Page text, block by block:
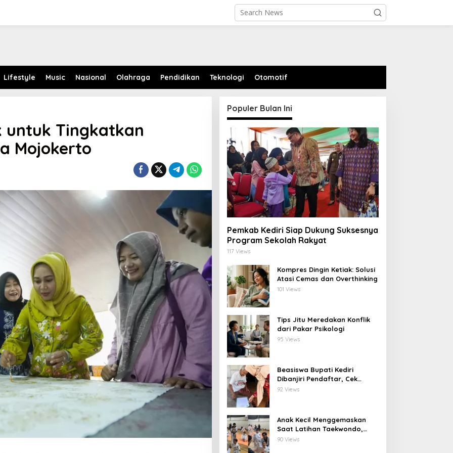
Lifestyle Music Nasional Olahraga Pendidikan Teknologi Otomotif
untuk Tingkatkan
Mojokerto
Populer Bulan Ini
Pemkab Kediri Siap Dukung Suksesnya
Program Sekolah Rakyat
117 Views
Kompres Dingin Ketiak: Solusi
Atasi Cemas dan Overthinking
101 Views
Tips Jitu Meredakan Konflik
dari Pakar Psikologi
95 Views
Beasiswa Bupati Kediri
Dibanjiri Pendaftar, Cek
Langsung ke Rumah untuk
92 Views
Anak Kecil Menggemaskan
Saat Latihan Taekwondo,
Netizen Terhibur
90 Views